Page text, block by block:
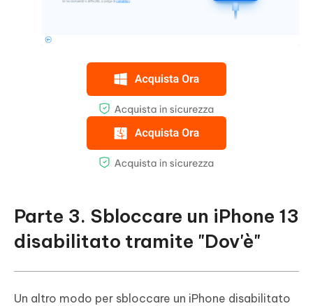
Parte 3. Sbloccare un iPhone 13
disabilitato tramite "Dov'è"
Un altro modo per sbloccare un iPhone disabilitato